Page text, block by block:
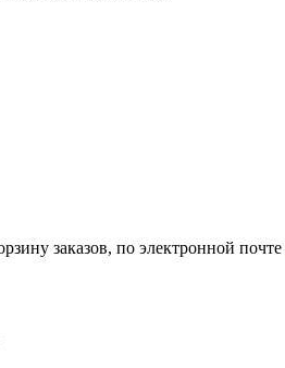
заказов, по электронной почте